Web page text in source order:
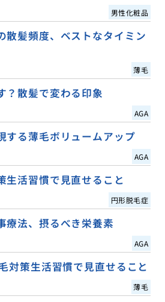
男性化粧品
散髪頻度、ベストなタイミン
薄毛
？散髪で変わる印象
AGA
る薄毛ボリュームアップ
AGA
生活習慣で見直せること
円形脱毛症
療法、摂るべき栄養素
AGA
対策生活習慣で見直せること
薄毛